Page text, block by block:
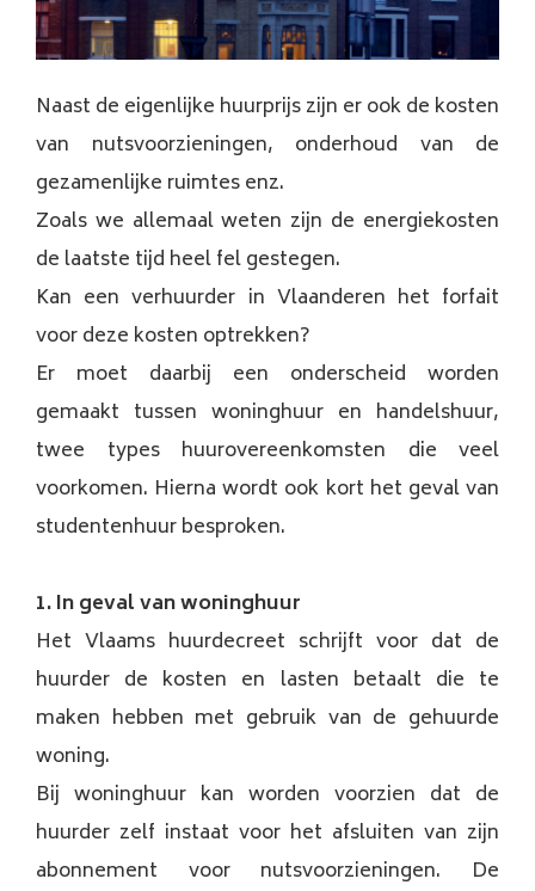
Naast de eigenlijke huurprijs zijn er ook de kosten
van nutsvoorzieningen, onderhoud van de
gezamenlijke ruimtes enz.
Zoals we allemaal weten zijn de energiekosten
de laatste tijd heel fel gestegen.
Kan een verhuurder in Vlaanderen het forfait
voor deze kosten optrekken?
Er moet daarbij een onderscheid worden
gemaakt tussen woninghuur en handelshuur,
twee types huurovereenkomsten die veel
voorkomen. Hierna wordt ook kort het geval van
studentenhuur besproken.
1. In geval van woninghuur
Het Vlaams huurdecreet schrijft voor dat de
huurder de kosten en lasten betaalt die te
maken hebben met gebruik van de gehuurde
woning.
Bij woninghuur kan worden voorzien dat de
huurder zelf instaat voor het afsluiten van zijn
abonnement voor nutsvoorzieningen. De